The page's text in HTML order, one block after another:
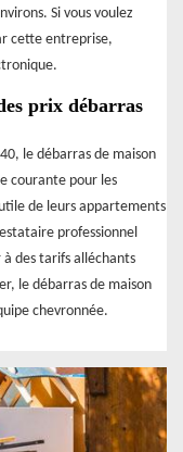
Si vous voulez
cette entreprise,
prix débarras
le débarras de maison
courante pour les
de leurs appartements
professionnel
à des tarifs alléchants
le débarras de maison
chevronnée.